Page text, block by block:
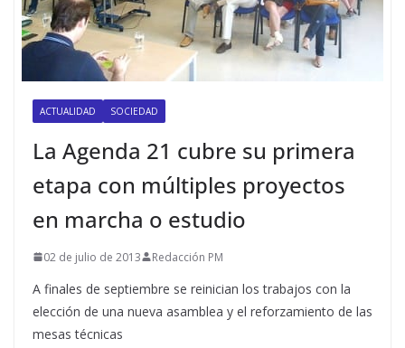
ACTUALIDAD SOCIEDAD
La Agenda 21 cubre su primera
etapa con múltiples proyectos
en marcha o estudio
02 de julio de 2013 Redacción PM
A finales de septiembre se reinician los trabajos con la
elección de una nueva asamblea y el reforzamiento de las
mesas técnicas